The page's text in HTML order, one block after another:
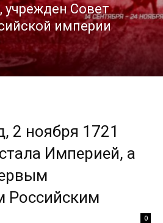
учрежден Совет
империи
2 ноября 1721
Империей, а
Российским
0